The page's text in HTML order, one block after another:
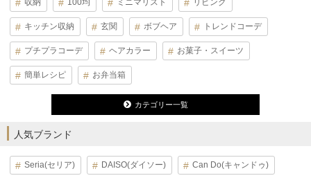
キッチン収納 玄関 ボブヘア トレンドコーデ
プチプラコーデ ヘアカラー お菓子・スイーツ
簡単レシピ お弁当箱
カテゴリー一覧
人気ブランド
Seria(セリア) DAISO(ダイソー) Can Do(キャンドゥ)